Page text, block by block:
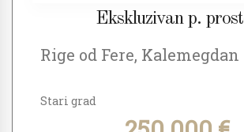
Ekskluzivan p.
Rige od Fere, Kalemegdan
Stari grad